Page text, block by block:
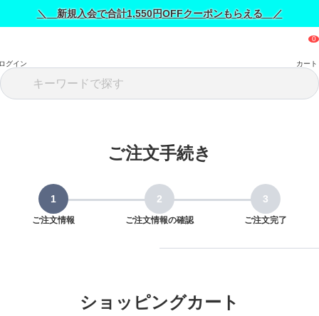
＼ 新規入会で合計1,550円OFFクーポンもらえる ／
グイン カート
ご注文手続き
ご注文情報 ご注文情報の確認 ご注文完了
ショッピングカート